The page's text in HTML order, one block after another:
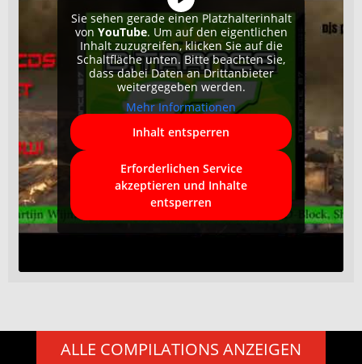
Sie sehen gerade einen Platzhalterinhalt
von YouTube. Um auf den eigentlichen
Inhalt zuzugreifen, klicken Sie auf die
Schaltfläche unten. Bitte beachten Sie,
dass dabei Daten an Drittanbieter
weitergegeben werden.
Mehr Informationen
Inhalt entsperren
Erforderlichen Service
akzeptieren und Inhalte
entsperren
ALLE COMPILATIONS ANZEIGEN